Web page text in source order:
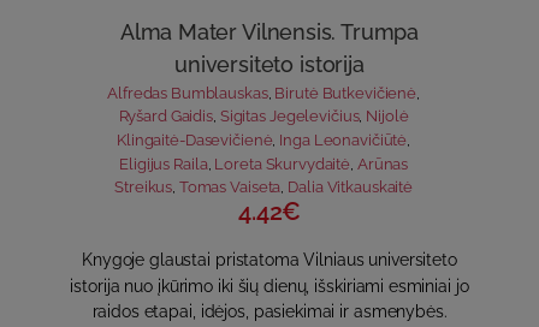
Alma Mater Vilnensis. Trumpa
universiteto istorija
Alfredas Bumblauskas, Birutė Butkevičienė
Ryšard Gaidis, Sigitas Jegelevičius, Nijolė
Klingaitė-Dasevičienė, Inga Leonavičiūtė,
Eligijus Raila Loreta Skurvydaitė Arūnas
Streikus,Tomas Vaiseta, Dalia Vitkauskaitė
4.42€
Knygoje glaustai pristatoma Vilniaus universiteto
istorija nuo įkūrimo iki šių dienų, išskiriami esminiai jo
raidos etapai, idėjos, pasiekimai ir asmenybės.